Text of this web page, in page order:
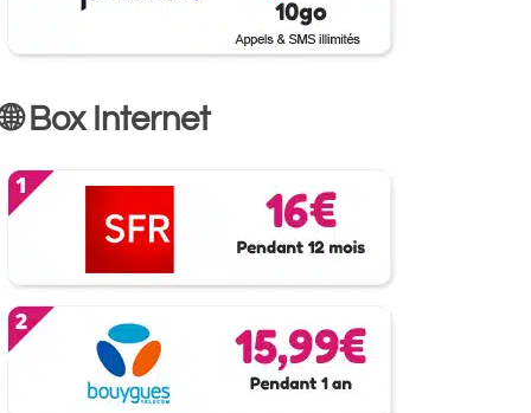
🌐 Box Internet